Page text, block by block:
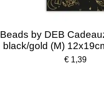
Beads by DEB
black/gold (M)
€ 1,39